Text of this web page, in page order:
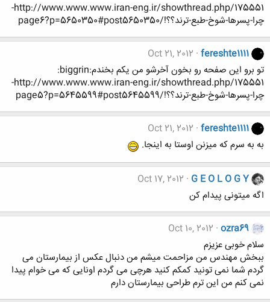
http://www.www.www.iran-eng.ir/showthread.php/175551-
چرا-پسرها-شوخ-طبع-ترند؟؟!/page6?p=5650350#post5650350
fereshte1111
Oct 21, 2012
تو برو این صفحه رو بخون آخرشو من یکم بخندم:biggrin:
http://www.www.www.iran-eng.ir/showthread.php/175551-
چرا-پسرها-شوخ-طبع-ترند؟؟!/page5?p=5645599#post5645599
fereshte1111
Oct 21, 2012
به به سرم که میزنن اوستا به اینجا.
G E O L O G Y
Oct 17, 2012
اگه میتونی پیدام کن
ozra69
Oct 10, 2012
سلام خوبی عزیزم
ببخش مهندس من مزاحمت میشم من دنبال عکس از بیمارستان می
گردم شما نمی تونید کمکم کنید هرچی می گردم اونایی که می خوام پیدا
نمی کنم من این ترم طراحی بیمارستان دارم